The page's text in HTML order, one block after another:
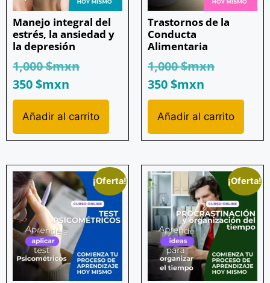
Manejo integral del
estrés, la ansiedad y
la depresión
1,000$mxn
350$mxn
Añadir al carrito
Trastornos de la
Conducta
Alimentaria
1,000$mxn
350$mxn
Añadir al carrito
¡Oferta! ¡Oferta!